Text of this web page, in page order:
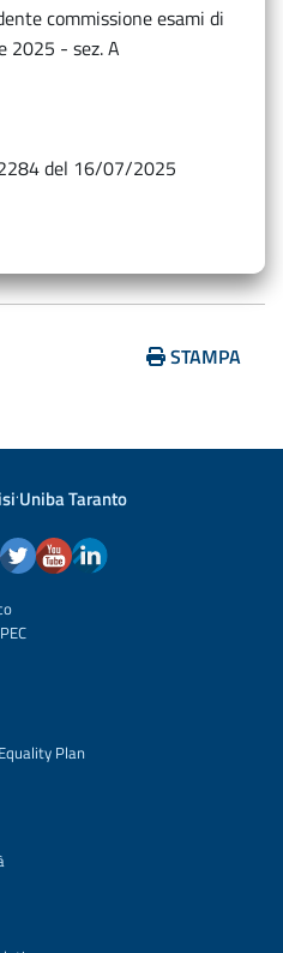
commissione esami di
2025 - sez. A
del 16/07/2025
STAMPA
·Uniba Taranto
Plan